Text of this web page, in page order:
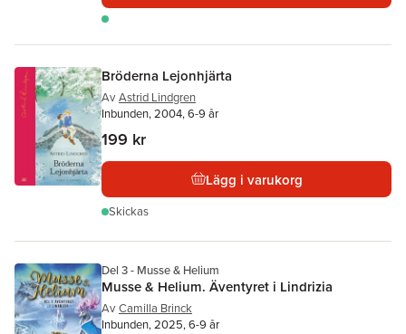
Bröderna Lejonhjärta
Av Astrid Lindgren
Inbunden, 2004, 6-9 år
199 kr
Lägg i varukorg
Skickas
Del 3 - Musse & Helium
Musse & Helium. Äventyret i Lindrizia
Av Camilla Brinck
Inbunden, 2025, 6-9 år